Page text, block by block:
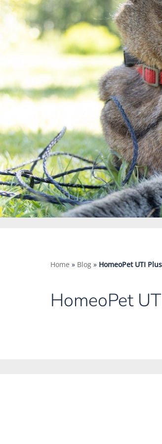
Home » Blog » HomeoPet UTI
HomeoPet